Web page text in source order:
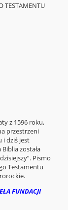
TESTAMENTU
z 1596 roku,
przestrzeni
i dziś jest
została
Pismo
Testamentu
FUNDACJI